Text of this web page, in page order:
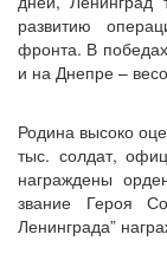
развитию
фронта. В
и на Днепре –
Родина высоко
тыс. солдат,
награждены
звание Героя
Ленинграда”